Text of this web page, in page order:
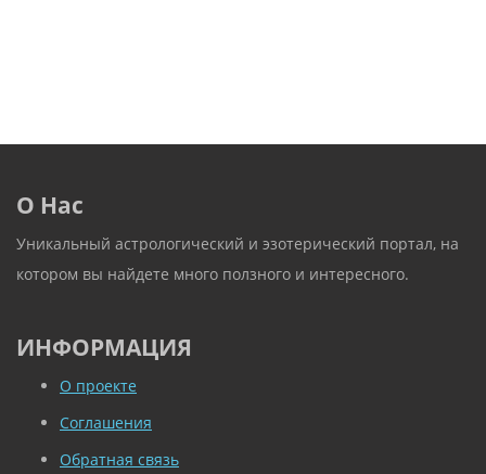
О Нас
Уникальный астрологический и эзотерический портал, на
котором вы найдете много ползного и интересного.
ИНФОРМАЦИЯ
О проекте
Соглашения
Обратная связь